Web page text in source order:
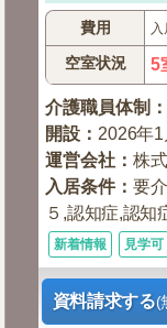
費用
空室状況 5
介護職員体制
開設 ： 2026年1
運営会社 ：株
入居条件：要
５,認知症,認知
新着情報 見学可
資料請求する(